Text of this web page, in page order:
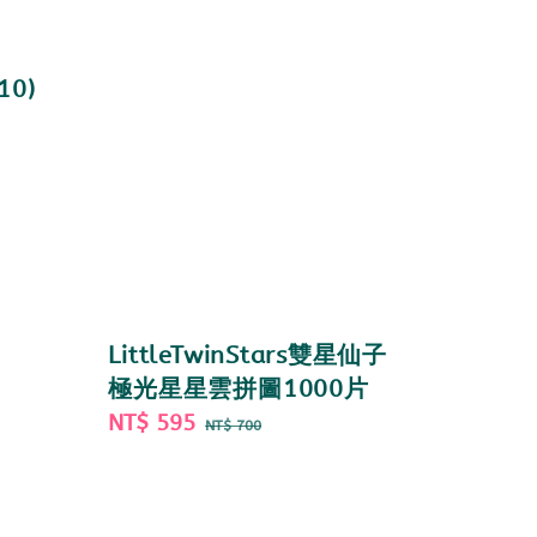
LittleTwinStars雙星仙子
極光星星雲拼圖1000片
Sale
NT$ 595 Regular
NT$ 700